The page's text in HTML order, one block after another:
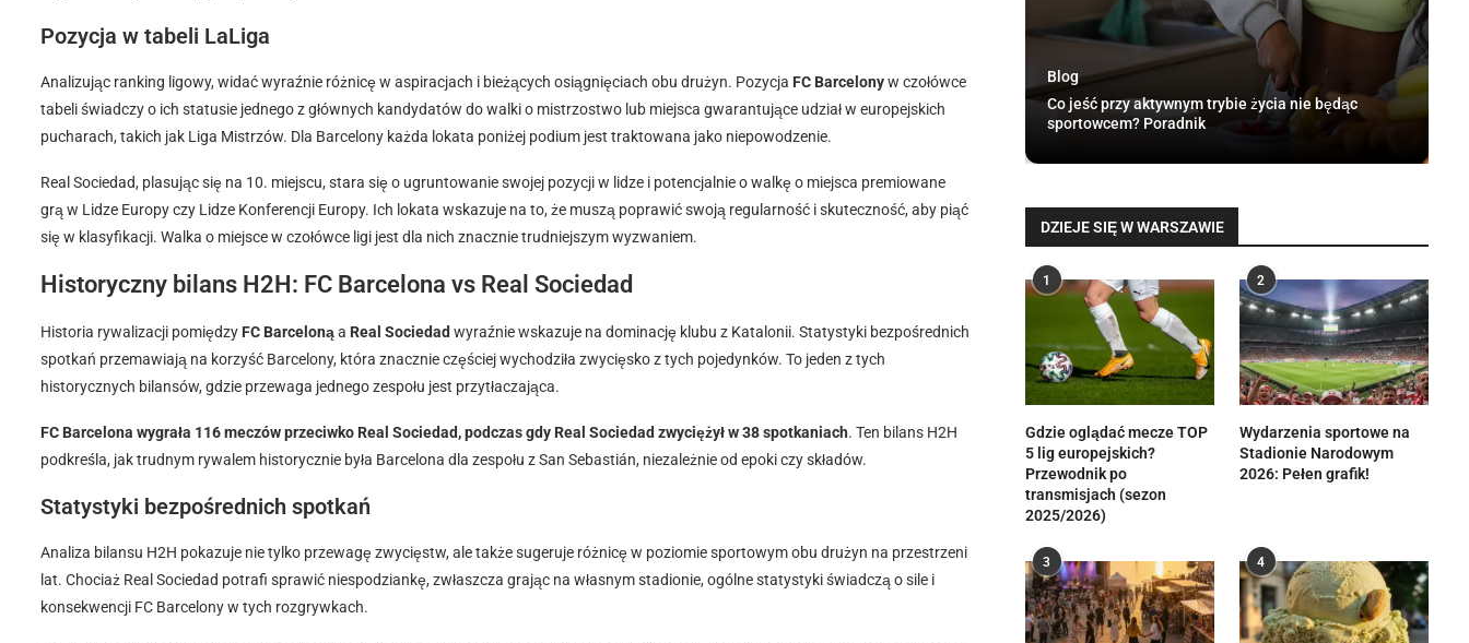
Pozycja w tabeli LaLiga
Analizując ranking ligowy, widać wyraźnie różnicę w aspiracjach i bieżących osiągnięciach obu drużyn. Pozycja FC Barcelonyw czołówce
tabeli świadczy o ich statusie jednego z głównych kandydatów do walki o mistrzostwo lub miejsca gwarantujące udział w europejskich
pucharach, takich jak Liga Mistrzów. Dla Barcelony każda lokata poniżej podium jest traktowana jako niepowodzenie.
Real Sociedad, plasując się na 10. miejscu, stara się o ugruntowanie swojej pozycji w lidze i potencjalnie o walkę o miejsca premiowane
grą w Lidze Europy czy Lidze Konferencji Europy. Ich lokata wskazuje na to, że muszą poprawić swoją regularność i skuteczność, aby piąć
się w klasyfikacji. Walka o miejsce w czołówce ligi jest dla nich znacznie trudniejszym wyzwaniem.
Historyczny bilans H2H: FC Barcelona vs Real Sociedad
Historia rywalizacji pomiędzy FC Barcelonąa Real Sociedad wyraźnie wskazuje na dominację klubu z Katalonii. Statystyki bezpośrednich
spotkań przemawiają na korzyść Barcelony, która znacznie częściej wychodziła zwycięsko z tych pojedynków. To jeden z tych
historycznych bilansów, gdzie przewaga jednego zespołu jest przytłaczająca.
FC Barcelona wygrała 116 meczów przeciwko Real Sociedad, podczas gdy Real Sociedad zwyciężył w 38 spotkaniach. Ten bilans H2H
podkreśla, jak trudnym rywalem historycznie była Barcelona dla zespołu z San Sebastián, niezależnie od epoki czy składów.
Statystyki bezpośrednich spotkań
Analiza bilansu H2H pokazuje nie tylko przewagę zwycięstw, ale także sugeruje różnicę w poziomie sportowym obu drużyn na przestrzeni
lat. Chociaż Real Sociedad potrafi sprawić niespodziankę, zwłaszcza grając na własnym stadionie, ogólne statystyki świadczą o sile i
konsekwencji FC Barcelony w tych rozgrywkach.
Blog
Co jeść przy aktywnym trybie życia nie będąc
sportowcem? Poradnik
DZIEJE SIĘ W WARSZAWIE
1
Gdzie oglądać mecze TOP
5 lig europejskich?
Przewodnik po
transmisjach (sezon
2025/2026)
2
Wydarzenia sportowe na
Stadionie Narodowym
2026: Pełen grafik!
3 4